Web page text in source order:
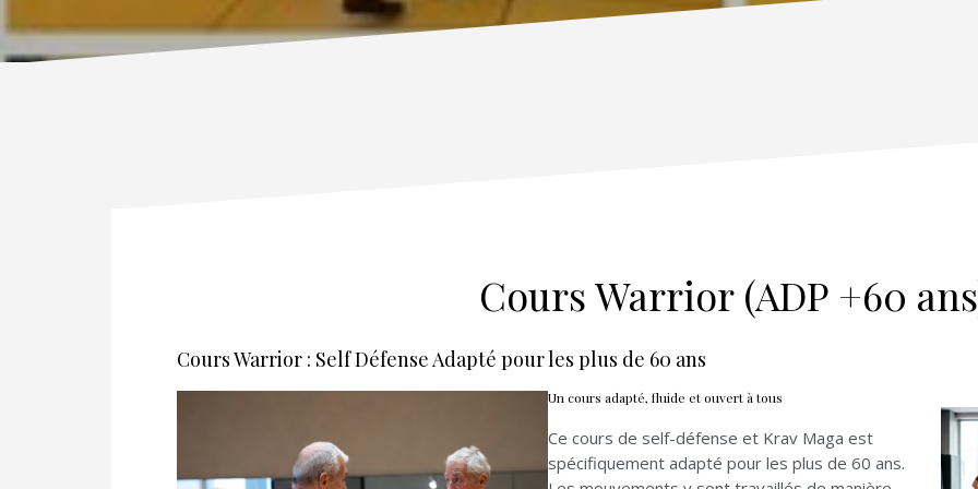
Cours Warrior (ADP +60
Cours Warrior : Self Défense Adapté pour les plus de 60 ans
Un cours adapté, fluide et ouvert à tous
Ce cours de self-défense et Krav Maga est
spécifiquement adapté pour les plus de 60 ans.